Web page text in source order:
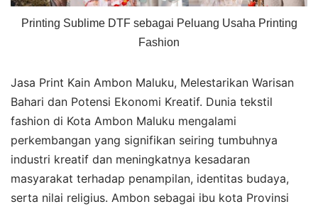
Printing Sublime DTF sebagai Peluang Usaha Printing
Fashion
Jasa Print Kain Ambon Maluku, Melestarikan Warisan
Bahari dan Potensi Ekonomi Kreatif. Dunia tekstil
fashion di Kota Ambon Maluku mengalami
perkembangan yang signifikan seiring tumbuhnya
industri kreatif dan meningkatnya kesadaran
masyarakat terhadap penampilan, identitas budaya,
serta nilai religius. Ambon sebagai ibu kota Provinsi